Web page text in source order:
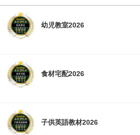
幼児教室2026
食材宅配2026
子供英語教材2026